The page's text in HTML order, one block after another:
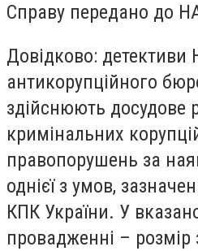
Справу передано до
Довідково: детективи
антикорупційного
здійснюють досудове
кримінальних
правопорушень за
однієї з умов,
КПК України. У
провадженні –